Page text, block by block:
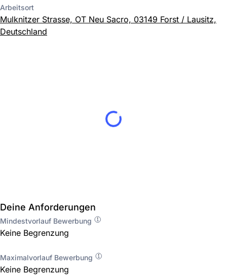
Arbeitsort
Mulknitzer Strasse, OT Neu Sacro, 03149 Forst / Lausitz,
Deutschland
Deine Anforderungen
Mindestvorlauf Bewerbung
Keine Begrenzung
Maximalvorlauf Bewerbung
Keine Begrenzung